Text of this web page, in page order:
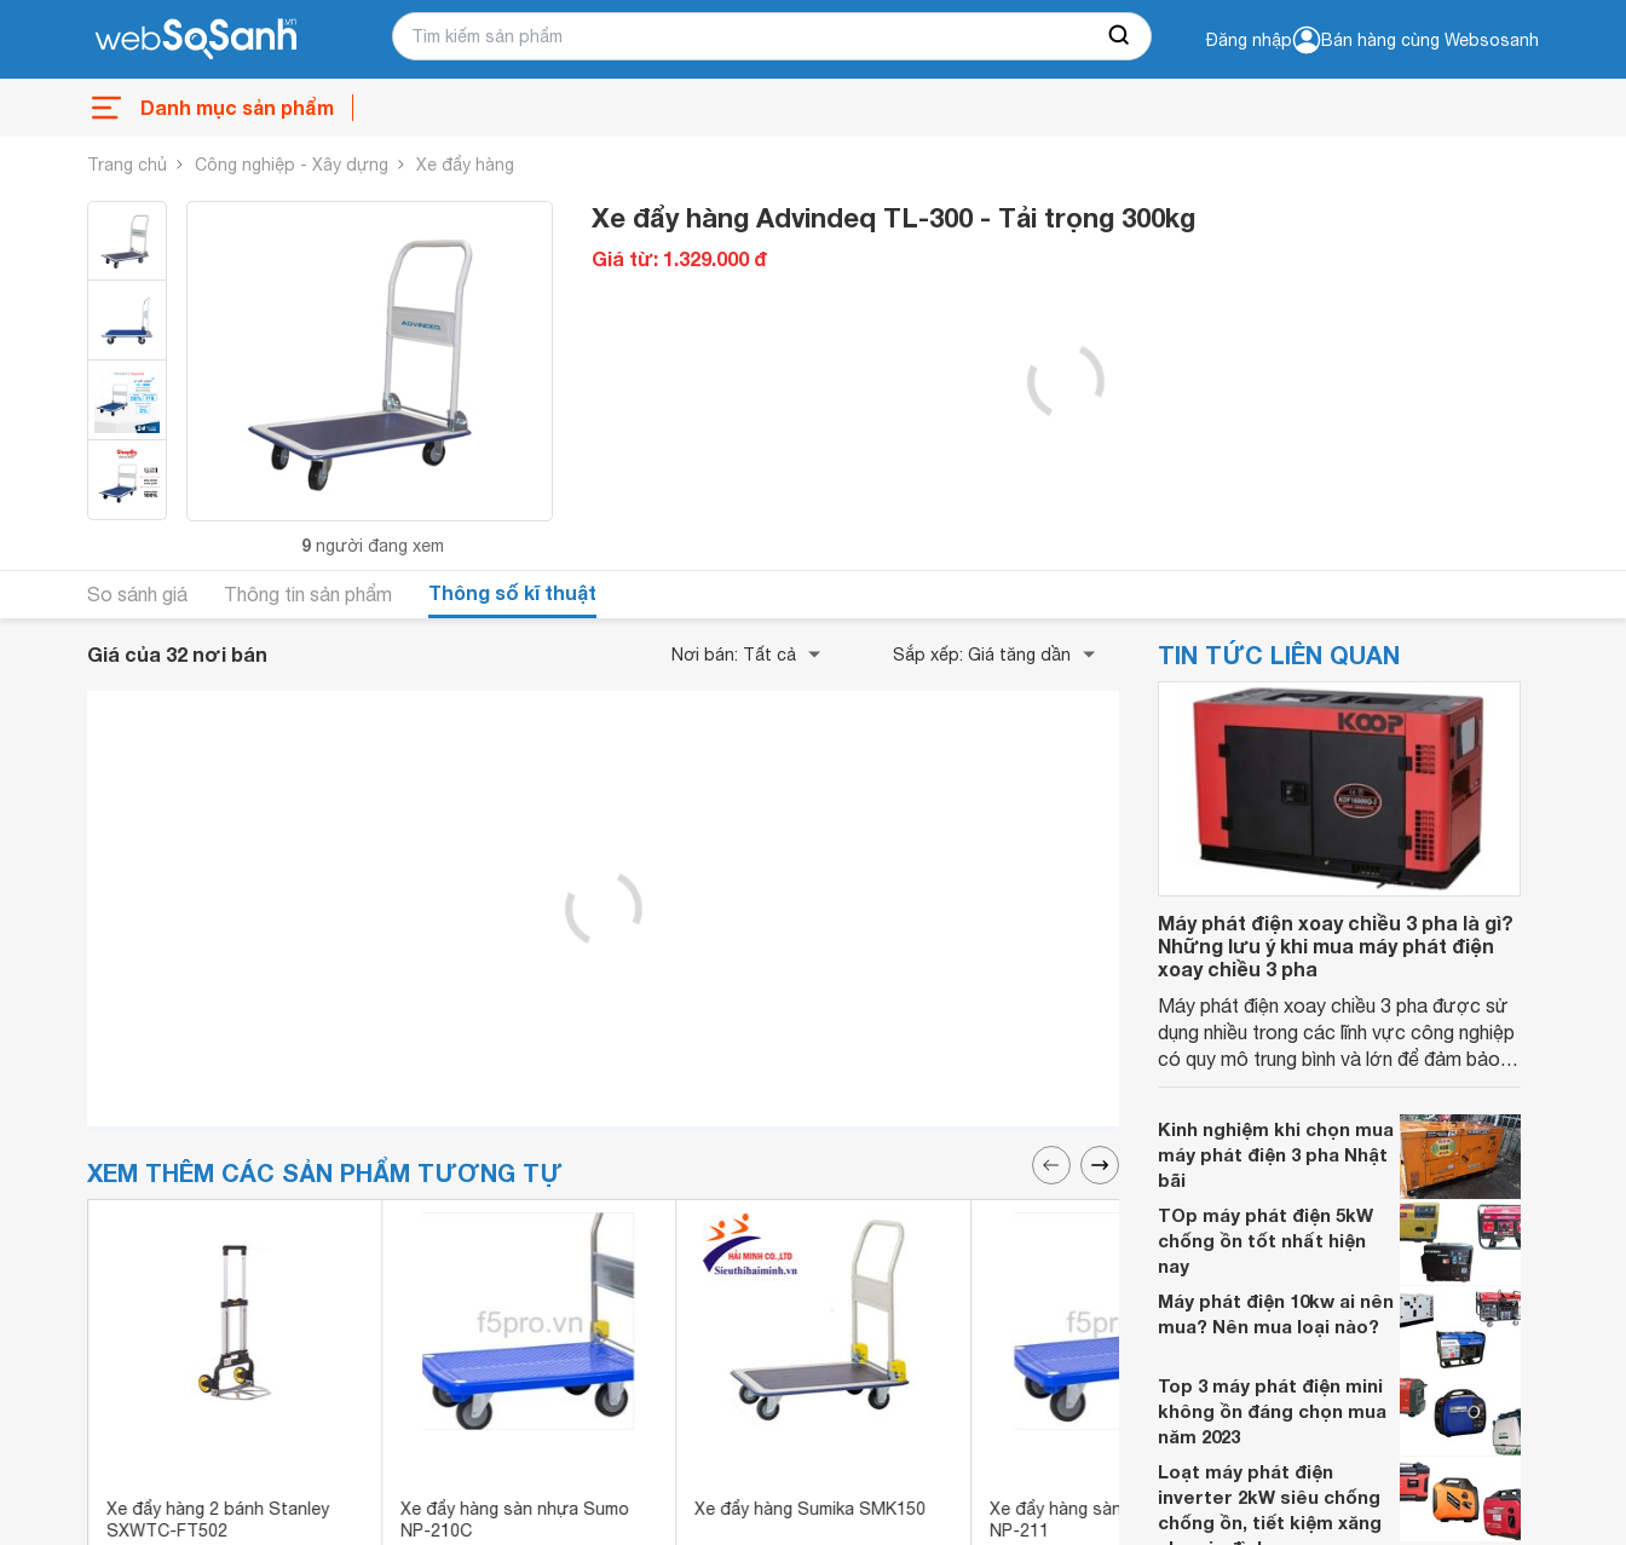
Đăng nhập Bán hàng cùng Websosanh
Danh mục sản phẩm
Trang chủ Công nghiệp - Xây dựng Xe đẩy hàng
9 người đang xem
Xe đẩy hàng Advindeq TL-300 - Tải trọng 300kg
Giá từ: 1.329.000 đ
So sánh giá Thông tin sản phẩm Thông số kĩ thuật
Giá của 32 nơi bán Nơi bán: Tất cả Sắp xếp: Giá tăng dần
XEM THÊM CÁC SẢN PHẨM TƯƠNG TỰ
Xe đẩy hàng 2 bánh Stanley
SXWTC-FT502
Xe đẩy hàng sàn nhựa Sumo
NP-210C
Xe đẩy hàng Sumika SMK150
Xe đẩy hàng sàn nhựa Sumo
NP-211
Xe đẩy Phong Thạnh XTB
100DN
TIN TỨC LIÊN QUAN
Máy phát điện xoay chiều 3 pha là gì?
Những lưu ý khi mua máy phát điện
xoay chiều 3 pha
Máy phát điện xoay chiều 3 pha được sử
dụng nhiều trong các lĩnh vực công nghiệp
có quy mô trung bình và lớn để đảm bảo
Kinh nghiệm khi chọn mua
máy phát điện 3 pha Nhật
bãi
TOp máy phát điện 5kW
chống ồn tốt nhất hiện
nay
Máy phát điện 10kw ai nên
mua? Nên mua loại nào?
Top 3 máy phát điện mini
không ồn đáng chọn mua
năm 2023
Loạt máy phát điện
inverter 2kW siêu chống
chống ồn, tiết kiệm xăng